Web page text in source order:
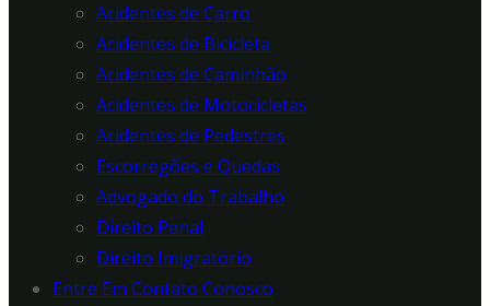
Acidentes de Carro
Acidentes de Bicicleta
Acidentes de Caminhão
Acidentes de Motocicletas
Acidentes de Pedestres
Escorregões e Quedas
Advogado do Trabalho
Direito Penal
Direito Imigratório
Entre Em Contato Conosco